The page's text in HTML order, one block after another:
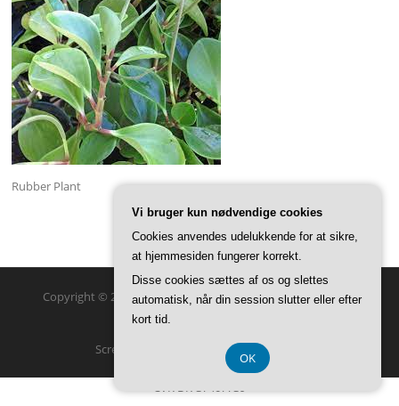
Rubber Plant
Copyright © 2026 GreenSteam Haveglæder. Alle rettigheder
forbeholdes.
Screenr parallax theme af FameThemes
CVR DK-37407739
Vi bruger kun nødvendige cookies
Cookies anvendes udelukkende for at sikre,
at hjemmesiden fungerer korrekt.
Disse cookies sættes af os og slettes
automatisk, når din session slutter eller efter
kort tid.
OK